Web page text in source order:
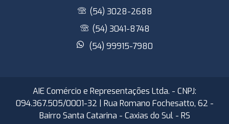
(54) 3028-2688
(54) 3041-8748
(54) 99915-7980
AIE Comércio e Representações Ltda. - CNPJ:
094.367.505/0001-32 | Rua Romano Fochesatto, 62 -
Bairro Santa Catarina - Caxias do Sul - RS